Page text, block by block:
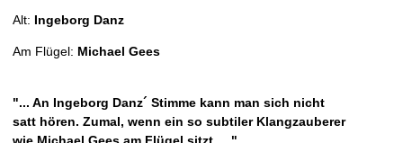
Alt: Ingeborg Danz
Am Flügel: Michael Gees
"... An Ingeborg Danz´ Stimme kann man sich nicht
satt hören. Zumal, wenn ein so subtiler Klangzauberer
wie Michael Gees am Flügel sitzt. ..."